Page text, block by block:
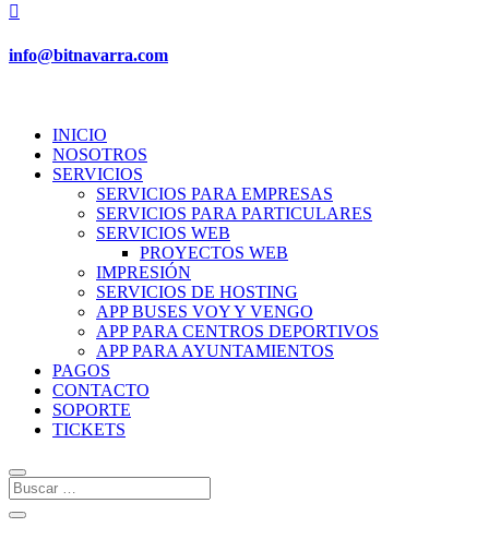

info@bitnavarra.com
INICIO
NOSOTROS
SERVICIOS
SERVICIOS PARA EMPRESAS
SERVICIOS PARA PARTICULARES
SERVICIOS WEB
PROYECTOS WEB
IMPRESIÓN
SERVICIOS DE HOSTING
APP BUSES VOY Y VENGO
APP PARA CENTROS DEPORTIVOS
APP PARA AYUNTAMIENTOS
PAGOS
CONTACTO
SOPORTE
TICKETS